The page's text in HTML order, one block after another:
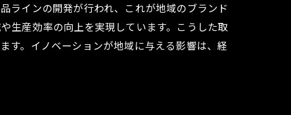
ラインの開発が行われ、これが地域のブランド
生産効率の向上を実現しています。こうした取
す。イノベーションが地域に与える影響は、経